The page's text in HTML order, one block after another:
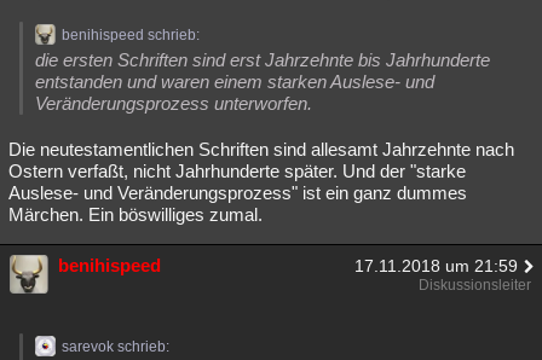
benihispeed schrieb:
die ersten Schriften sind erst Jahrzehnte bis Jahrhunderte
entstanden und waren einem starken Auslese- und
Veränderungsprozess unterworfen.
Die neutestamentlichen Schriften sind allesamt Jahrzehnte nach
Ostern verfaßt, nicht Jahrhunderte später. Und der "starke
Auslese- und Veränderungsprozess" ist ein ganz dummes
Märchen. Ein böswilliges zumal.
benihispeed 17.11.2018 um 21:59
Diskussionsleiter
sarevok schrieb: